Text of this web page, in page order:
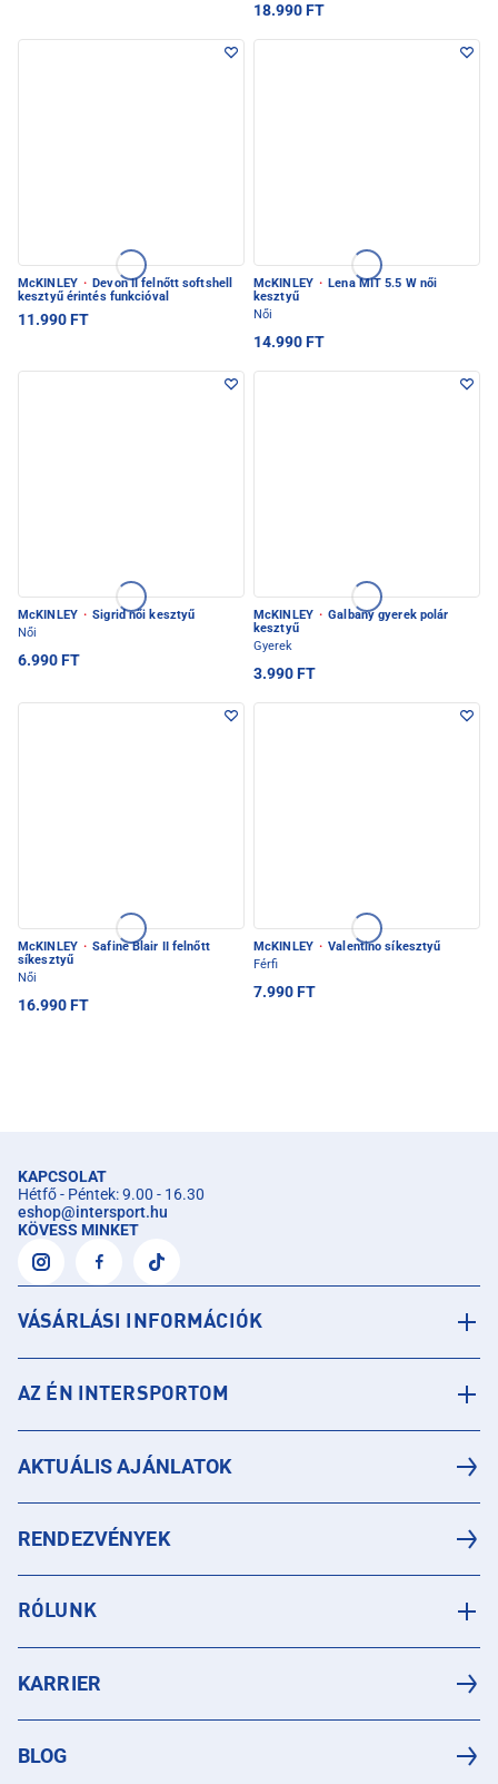
18.990 FT
McKINLEY · Devon II felnőtt softshell
kesztyű érintés funkcióval
11.990 FT
McKINLEY · Lena MIT 5.5 W női
kesztyű
Női
14.990 FT
McKINLEY · Sigrid női kesztyű
Női
6.990 FT
McKINLEY · Galbany gyerek polár
kesztyű
Gyerek
3.990 FT
McKINLEY · Safine Blair II felnőtt
síkesztyű
Női
16.990 FT
McKINLEY · Valentino síkesztyű
Férfi
7.990 FT
KAPCSOLAT
Hétfő - Péntek: 9.00 - 16.30
eshop@intersport.hu
KÖVESS MINKET
VÁSÁRLÁSI INFORMÁCIÓK
AZ ÉN INTERSPORTOM
AKTUÁLIS AJÁNLATOK
RENDEZVÉNYEK
RÓLUNK
KARRIER
BLOG